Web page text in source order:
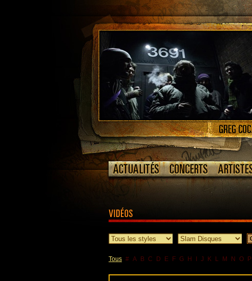
Tous # A B C D E F G H J K L M N O P